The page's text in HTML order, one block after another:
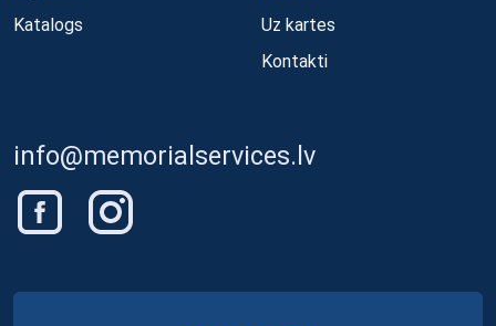
Katalogs
Uz kartes
Kontakti
info@memorialservices.lv